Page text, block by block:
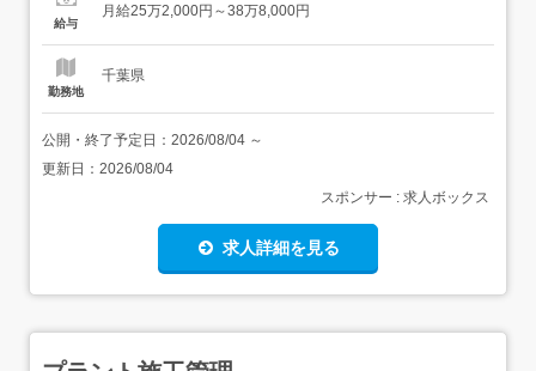
入力と確認・図面データの保存とファイル管理 働きやす
給与
月給25万2,000円～38万8,000円
勤務地
千葉県
公開・終了予定日： 2026/08/04 ～
更新日： 2026/08/04
スポンサー : 求人ボックス
求人詳細を見る